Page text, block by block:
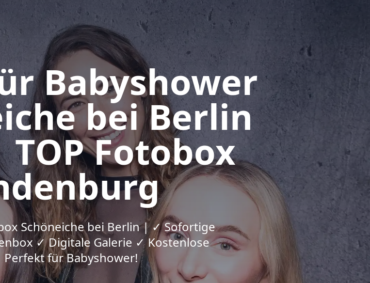
Babyshower
bei Berlin
Fotobox
Schöneiche bei Berlin | ✓ Sofortige
✓ Digitale Galerie ✓ Kostenlose
für Babyshower!